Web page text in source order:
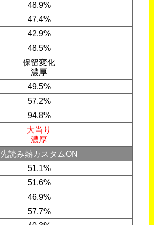
48.9%
47.4%
42.9%
48.5%
保留変化
濃厚
49.5%
57.2%
94.8%
大当り
濃厚
先読み熱カスタムON
51.1%
51.6%
46.9%
57.7%